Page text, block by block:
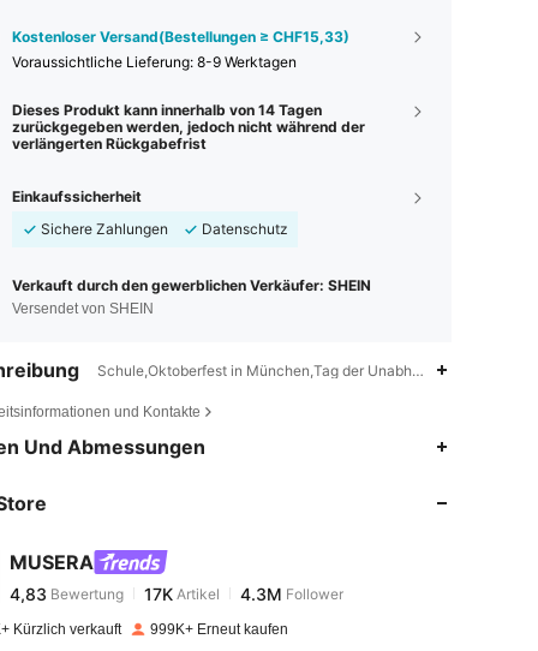
Kostenloser Versand(Bestellungen ≥ CHF15,33)
Voraussichtliche Lieferung: 8-9 Werktagen
Dieses Produkt kann innerhalb von 14 Tagen
zurückgegeben werden, jedoch nicht während der
verlängerten Rückgabefrist
Einkaufssicherheit
Sichere Zahlungen
Datenschutz
Verkauft durch den gewerblichen Verkäufer: SHEIN
Versendet von SHEIN
Schule,Oktoberfest in München,Tag der Unabhängigkeit,Gerafft
und Kontakte
Und Abmessungen
MUSERA
4,83
4,83 Bewertung 17K
p***sbezahltVor 1 Tag
Kürzlich verkauft 999K+ Erneut kaufen